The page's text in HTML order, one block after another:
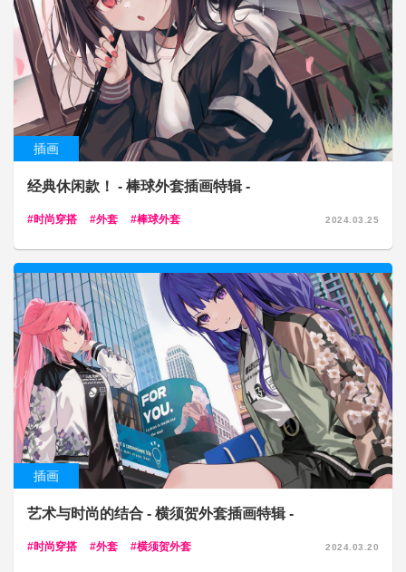
插画
经典休闲款！ - 棒球外套插画特辑 -
时尚穿搭 外套 棒球外套 2024.03.25
插画
艺术与时尚的结合 - 横须贺外套插画特辑 -
时尚穿搭 外套 横须贺外套 2024.03.20